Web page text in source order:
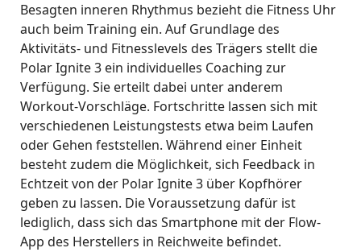
Besagten inneren Rhythmus bezieht die Fitness Uhr
auch beim Training ein. Auf Grundlage des
Aktivitäts- und Fitnesslevels des Trägers stellt die
Polar Ignite 3 ein individuelles Coaching zur
Verfügung. Sie erteilt dabei unter anderem
Workout-Vorschläge. Fortschritte lassen sich mit
verschiedenen Leistungstests etwa beim Laufen
oder Gehen feststellen. Während einer Einheit
besteht zudem die Möglichkeit, sich Feedback in
Echtzeit von der Polar Ignite 3 über Kopfhörer
geben zu lassen. Die Voraussetzung dafür ist
lediglich, dass sich das Smartphone mit der Flow-
App des Herstellers in Reichweite befindet.